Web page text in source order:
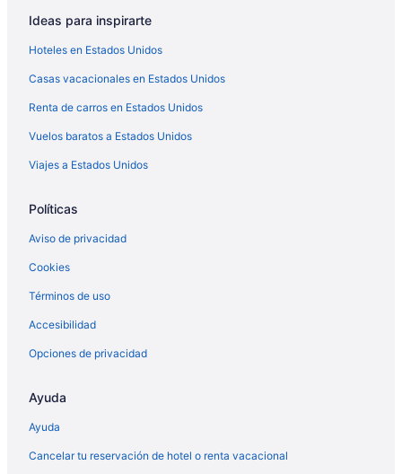
Ideas para inspirarte
Hoteles en Estados Unidos
Casas vacacionales en Estados Unidos
Renta de carros en Estados Unidos
Vuelos baratos a Estados Unidos
Viajes a Estados Unidos
Políticas
Aviso de privacidad
Cookies
Términos de uso
Accesibilidad
Opciones de privacidad
Ayuda
Ayuda
Cancelar tu reservación de hotel o renta vacacional